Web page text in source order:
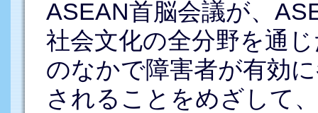
ASEAN首脳会議が、
社会文化の全分野を通
のなかで障害者が有効
されることをめざして